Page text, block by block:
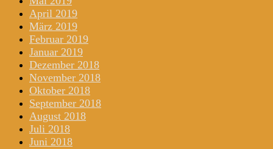
April 2019
März 2019
Februar 2019
Januar 2019
Dezember 2018
November 2018
Oktober 2018
September 2018
August 2018
Juli 2018
Juni 2018